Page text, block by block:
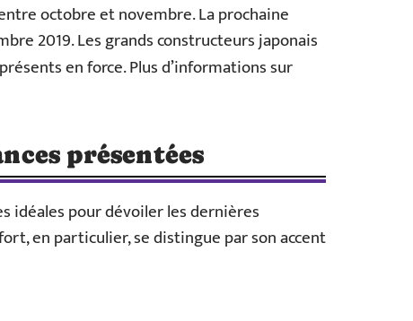
octobre et novembre. La prochaine
2019. Les grands constructeurs japonais
en force. Plus d’informations sur
présentées
idéales pour dévoiler les dernières
en particulier, se distingue par son accent